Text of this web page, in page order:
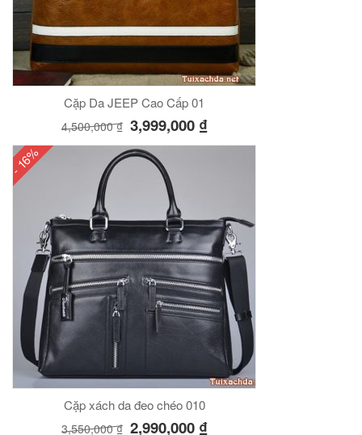
Cặp Da JEEP Cao Cấp 01
4,500,000₫ 3,999,000 ₫
- 16%
Cặp xách da đeo chéo 010
3,550,000₫ 2,990,000 ₫